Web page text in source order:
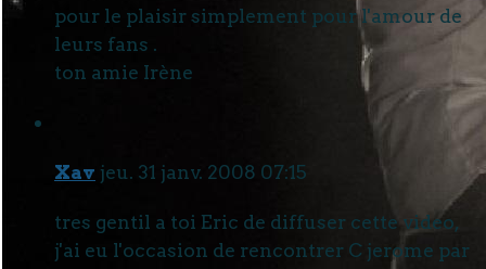
pour le plaisir simplement pour l'amour de
leurs fans .
ton amie Irène
Xav jeu. 31 janv. 2008 07:15
tres gentil a toi Eric de diffuser cette video,
j'ai eu l'occasion de rencontrer C jerome par